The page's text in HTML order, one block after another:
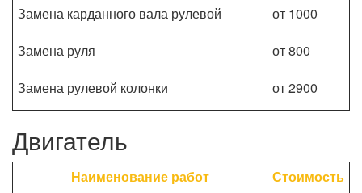
Замена карданного вала рулевой
от 1000
Замена руля
от 800
Замена рулевой колонки
от 2900
Двигатель
Наименование работ
Стоимость